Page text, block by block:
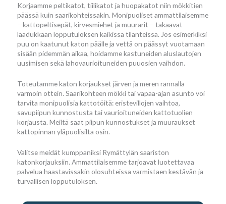
Korjaamme peltikatot, tiilikatot ja huopakatot niin mökkitien
päässä kuin saarikohteissakin. Monipuoliset ammattilaisemme
– kattopeltisepät, kirvesmiehet ja muurarit – takaavat
laadukkaan lopputuloksen kaikissa tilanteissa. Jos esimerkiksi
puu on kaatunut katon päälle ja vettä on päässyt vuotamaan
sisään pidemmän aikaa, hoidamme kastuneiden aluslautojen
uusimisen sekä lahovaurioituneiden puuosien vaihdon.
Toteutamme katon korjaukset järven ja meren rannalla
varmoin ottein. Saarikohteen mökki tai vapaa-ajan asunto voi
tarvita monipuolisia kattotöitä: eristevillojen vaihtoa,
savupiipun kunnostusta tai vaurioituneiden kattotuolien
korjausta. Meiltä saat piipun kunnostukset ja muuraukset
kattopinnan yläpuolisilta osin.
Valitse meidät kumppaniksi Rymättylän saariston
katonkorjauksiin. Ammattilaisemme tarjoavat luotettavaa
palvelua haastavissakin olosuhteissa varmistaen kestävän ja
turvallisen lopputuloksen.